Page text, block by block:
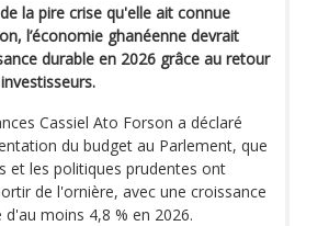
la pire crise qu'elle ait connue
l’économie ghanéenne devrait
durable en 2026 grâce au retour
Cassiel Ato Forson a déclaré
du budget au Parlement, que
et les politiques prudentes ont
de l'ornière, avec une croissance
moins 4,8 % en 2026.